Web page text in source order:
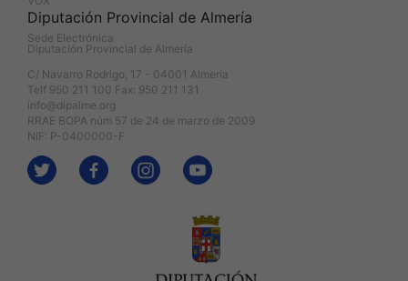
Diputación Provincial de Almería
Sede Electrónica
Diputación Provincial de Almería
C/ Navarro Rodrigo, 17 - 04001 Almería
Telf 950 211 100 Fax: 950 211 131
info@dipalme.org
RRAE BOPA núm 57 de 24 de marzo de 2009
NIF: P-0400000-F